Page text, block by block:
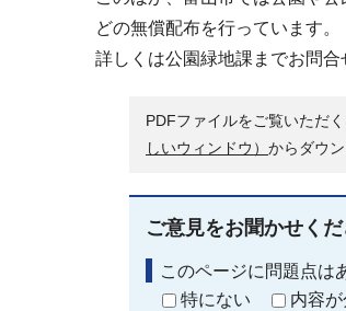
どの無償配布を行っています。
詳しくは公園緑地課までお問合
PDFファイルをご覧いただ
しいウィンドウ） からダウ
ご意見をお聞かせくだ
このページに問題点は
特にない
内容